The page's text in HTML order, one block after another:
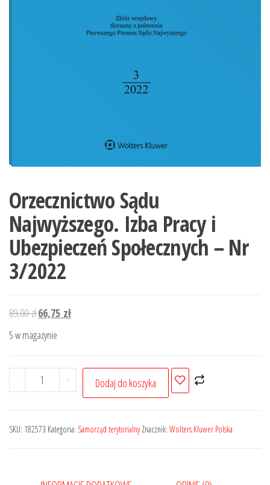
Orzecznictwo Sądu
Najwyższego. Izba Pracy i
Ubezpieczeń Społecznych – Nr
3/2022
89,00złPierwotna
cena
wynosiła:
66,75 złAktualna
5 w magazynie
-
ilość
Orzecznictwo
Najwyższego.
+ Dodaj do koszyka
SKU: 182573 Kategoria: Samorząd terytorialny Znacznik: Wolters Kluwer Polska